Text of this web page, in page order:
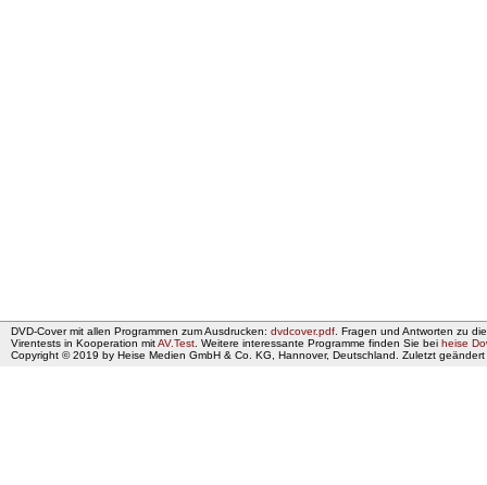
DVD-Cover mit allen Programmen zum Ausdrucken: dvdcover.pdf . Fragen und Antworten zu
Virentests in Kooperation mitAV.Test . Weitere interessante Programme finden Sie bei heise
Copyright © 2019 by Heise Medien GmbH & Co. KG, Hannover, Deutschland. Zuletzt